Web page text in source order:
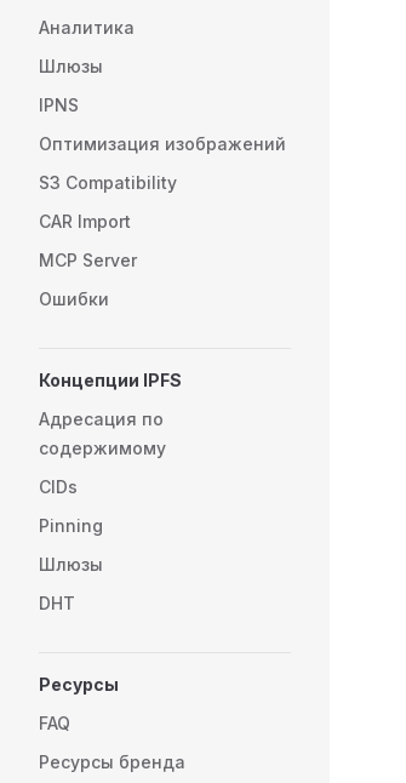
Аналитика
Шлюзы
IPNS
Оптимизация изображений
S3 Compatibility
CAR Import
MCP Server
Ошибки
Концепции IPFS
Адресация по
содержимому
CIDs
Pinning
Шлюзы
DHT
Ресурсы
FAQ
Ресурсы бренда